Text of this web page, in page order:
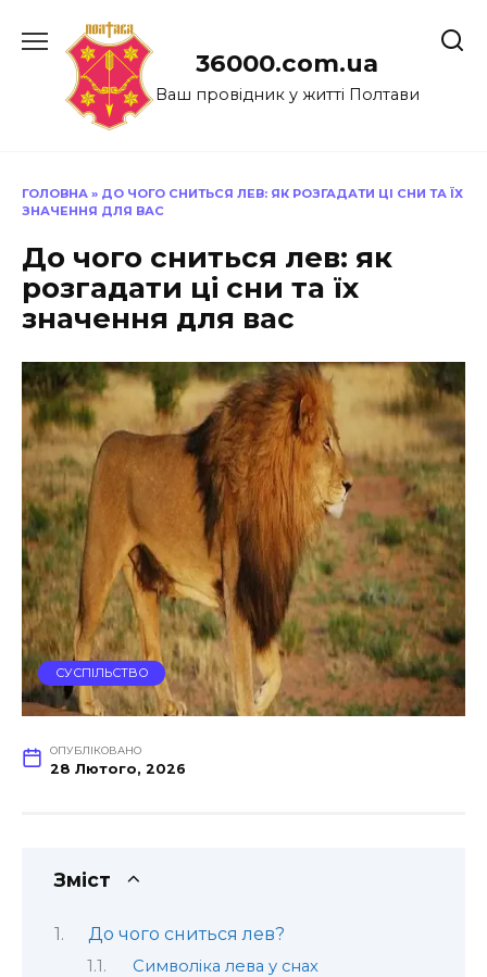
до
36000.com.ua
Ваш провідник у житті Полтави
ГОЛОВНА » ДО ЧОГО СНИТЬСЯ ЛЕВ: ЯК РОЗГАДАТИ ЦІ СНИ ТА ЇХ
ЗНАЧЕННЯ ДЛЯ ВАС
До чого сниться лев: як
розгадати ці сни та їх
значення для вас
СУСПІЛЬСТВО
ОПУБЛІКОВАНО
28 Лютого, 2026
Зміст
До чого сниться лев?
Символіка лева у снах